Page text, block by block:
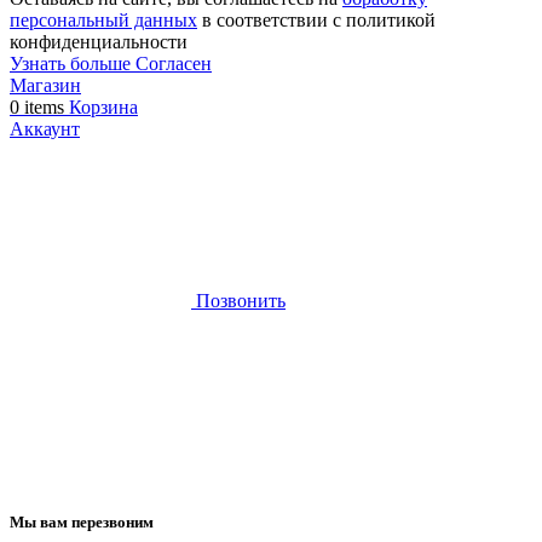
персональный данных в соответствии с политикой
конфиденциальности
Узнать больше Узнать
Согласен
Магазин
0 items Корзина
Аккаунт
Позвонить
Мы вам перезвоним